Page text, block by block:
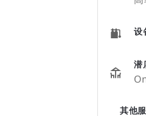
设
潜
其他